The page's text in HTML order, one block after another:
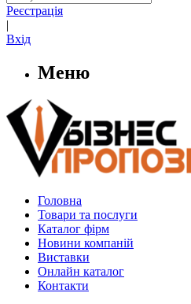
Реєстрація
|
Вхід
Меню
Головна
Товари та послуги
Каталог фірм
Новини компаній
Виставки
Онлайн каталог
Контакти